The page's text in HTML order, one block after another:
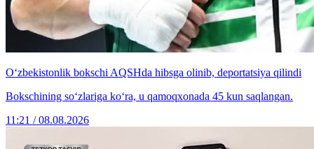
O‘zbekistonlik bokschi AQSHda hibsga olinib, deportatsiya qilindi
Bokschining so‘zlariga ko‘ra, u qamoqxonada 45 kun saqlangan.
11:21 / 08.08.2026